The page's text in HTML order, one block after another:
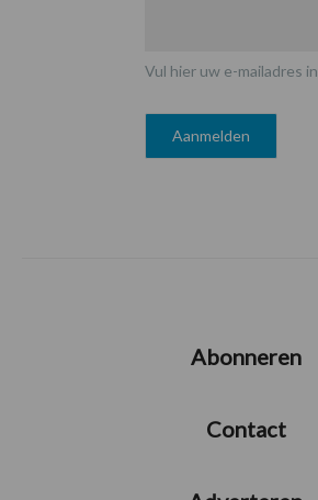
Vul hier uw e-mailadres in
Abonneren
Contact